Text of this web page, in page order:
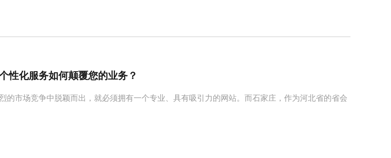
性化服务如何颠覆您的业务？
的市场竞争中脱颖而出，就必须拥有一个专业、具有吸引力的网站。而石家庄，作为河北省的省会